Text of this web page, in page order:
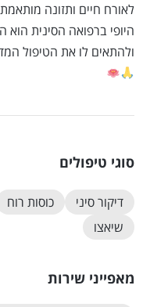
לאורח חיים ותזונה
היופי ברפואה הסינית
ולהתאים לו את הטיפול
סוגי טיפולים
דיקור סיני כוסות רוח
שיאצו
מאפייני שירות